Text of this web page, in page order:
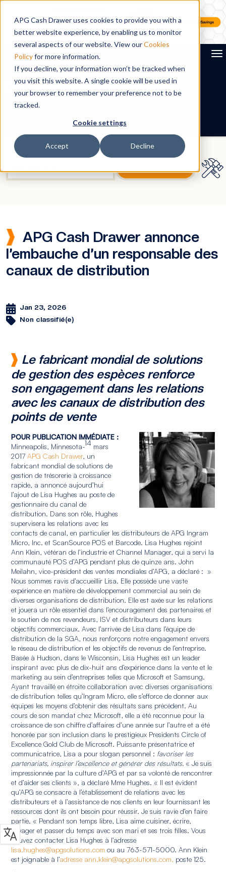
APG Cash Drawer uses cookies to provide you with a
better website experience, by enabling us to monitor
several aspects of our website. View ourCookies
Policyfor more information.
If you decline, your information won’t be tracked when
you visit this website. A single cookie will be used in
your browser to remember your preference not to be
tracked.
Cookie settings
Accept Decline
Search
FR
APG Cash Drawer annonce
l’embauche d’un responsable des
canaux de distribution
Jan 23, 2026
Non classifié(e)
Le fabricant mondial de solutions
de gestion des espèces renforce
son engagement dans les relations
avec les canaux de distribution des
points de vente
POUR PUBLICATION IMMÉDIATE :
Minneapolis, Minnesota-14 mars
2017 APG Cash Drawer, un
fabricant mondial de solutions de
gestion de trésorerie à croissance
rapide, a annoncé aujourd’hui
l’ajout de Lisa Hughes au poste de
gestionnaire du canal de
distribution. Dans son rôle, Hughes
supervisera les relations avec les
contacts de canal, en particulier les distributeurs de APG Ingram
Micro, Inc. et ScanSource POS et Barcode. Lisa Hughes rejoint
Ann Klein, vétéran de l’industrie et Channel Manager, qui a servi la
communauté POS d’APG pendant plus de quinze ans. John
Meilahn, vice-président des ventes mondiales d’APG, a déclaré : »
Nous sommes ravis d’accueillir Lisa. Elle possède une vaste
expérience en matière de développement commercial au sein de
diverses organisations de distribution. Elle est axée sur les relations
et jouera un rôle essentiel dans l’encouragement des partenaires et
le soutien de nos revendeurs, ISV et distributeurs dans leurs
objectifs commerciaux. Avec l’arrivée de Lisa dans l’équipe de
distribution de la SGA, nous renforçons notre engagement envers
le réseau de distribution et les objectifs de revenus de l’entreprise.
Basée à Hudson, dans le Wisconsin, Lisa Hughes est un leader
inspirant avec plus de dix-huit ans d’expérience dans la vente et le
marketing au sein d’entreprises telles que Microsoft et Samsung.
Ayant travaillé en étroite collaboration avec diverses organisations
de distribution telles qu’Ingram Micro, elle s’efforce de donner aux
équipes les moyens d’obtenir des résultats sans précédent. Au
cours de son mandat chez Microsoft, elle a été reconnue pour la
croissance de son chiffre d’affaires d’une année sur l’autre et a été
honorée par son inclusion dans le prestigieux Presidents Circle of
Excellence Gold Club de Microsoft. Puissante présentatrice et
communicatrice, Lisa a pour slogan personnel : favoriser les
partenariats, inspirer l’excellence et générer des résultats. « Je suis
impressionnée par la culture d’APG et par sa volonté de rencontrer
et d’aider ses clients », a déclaré Mme Hughes. « Il est évident
qu’APG se consacre à l’établissement de relations avec les
distributeurs et à l’assistance de nos clients en leur fournissant les
ressources dont ils ont besoin pour réussir. Je suis ravie d’en faire
partie. « Pendant son temps libre, Lisa aime cuisiner, écrire,
voyager et passer du temps avec son mari et ses trois filles. Vous
pouvez contacter Lisa Hughes à l’adresse
lisa.hughes@apgsolutions.com ou au 763-571-5000. Ann Klein
est joignable à l’adresse ann.klein@apgsolutions.com, poste 125.